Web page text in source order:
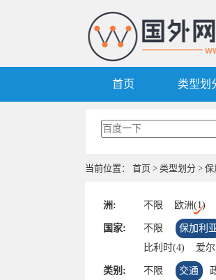
首页 类型划
当前位置： 首页 > 类型划分 >
洲: 不限 欧洲(1)
国家: 不限 保加利
比利时(4)
爱
葡萄牙(2)
克罗
类别: 不限 交通